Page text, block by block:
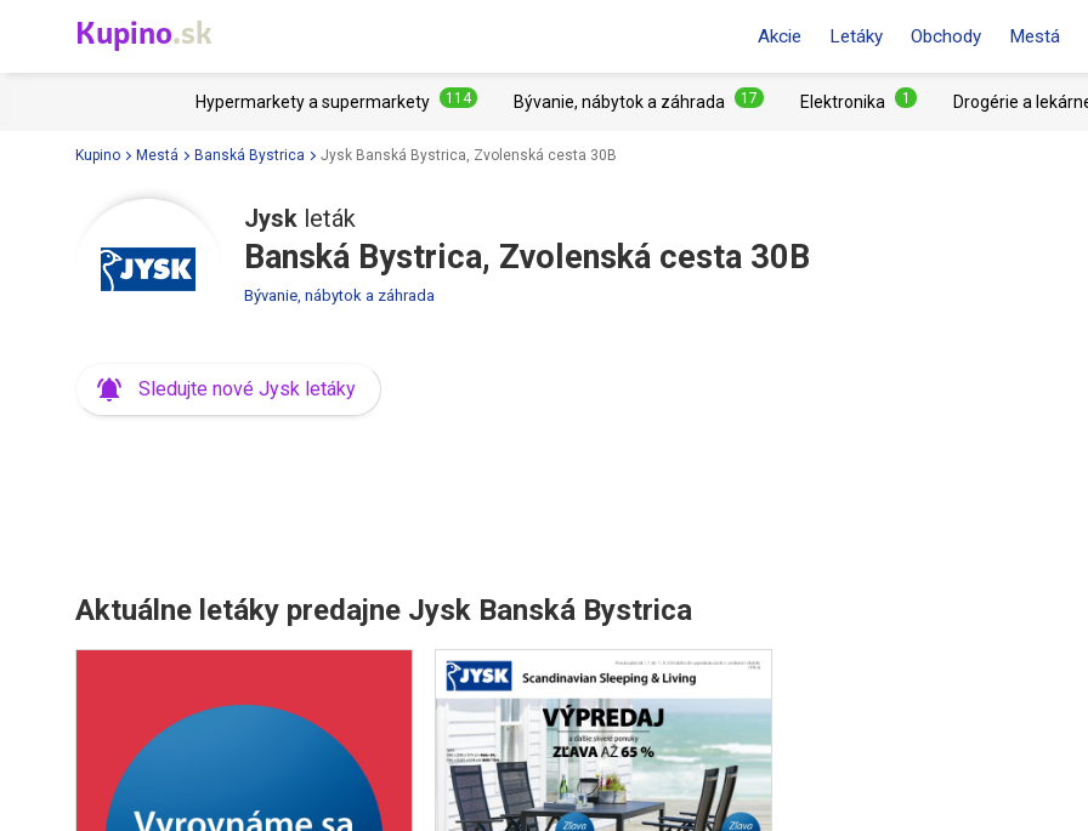
Kupino.sk Akcie Letáky Obchody Mestá
Hypermarkety a supermarkety 114 Bývanie, nábytok a záhrada 17 Elektronika 1 Drogérie a
Kupino Mestá Banská Bystrica Jysk Banská Bystrica, Zvolenská cesta 30B
Jysk leták
Banská Bystrica, Zvolenská cesta 30B
Bývanie, nábytok a záhrada
Sledujte nové Jysk letáky
Aktuálne letáky predajne Jysk Banská Bystrica